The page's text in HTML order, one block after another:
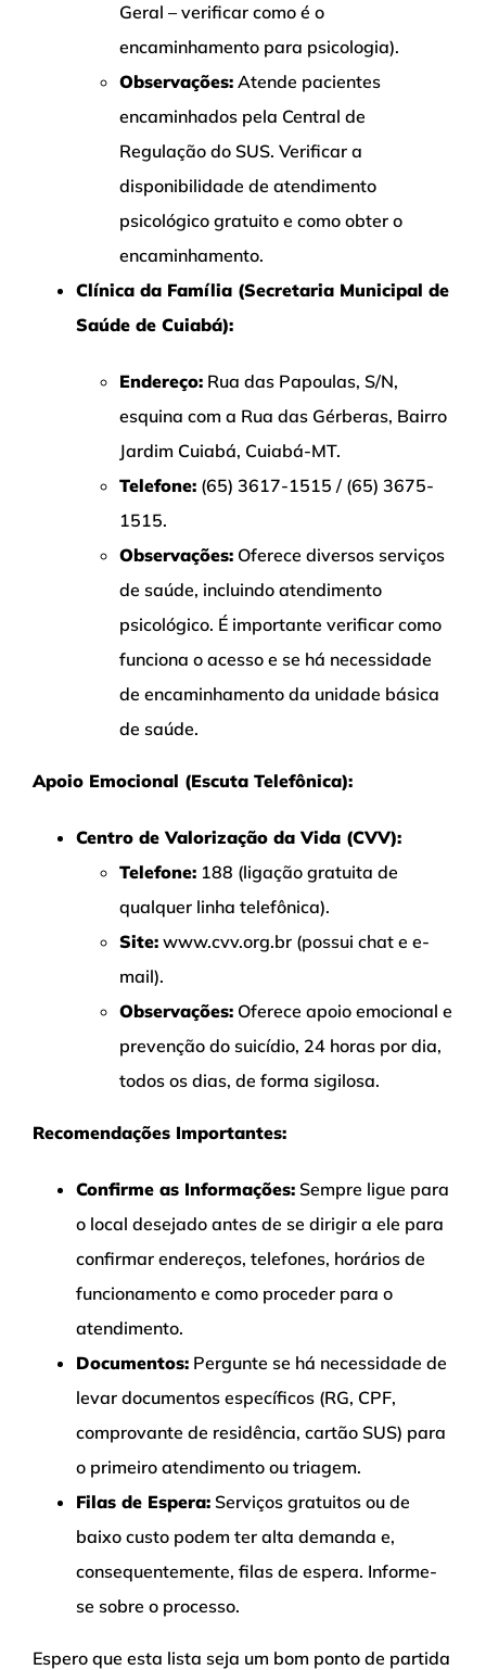
Geral – verificar como é o
encaminhamento para psicologia).
Observações: Atende pacientes
encaminhados pela Central de
Regulação do SUS. Verificar a
disponibilidade de atendimento
psicológico gratuito e como obter o
encaminhamento.
Clínica da Família (Secretaria Municipal de
Saúde de Cuiabá):
Endereço: Rua das Papoulas, S/N,
esquina com a Rua das Gérberas, Bairro
Jardim Cuiabá, Cuiabá-MT.
Telefone: (65) 3617-1515 / (65) 3675-
1515.
Observações: Oferece diversos serviços
de saúde, incluindo atendimento
psicológico. É importante verificar como
funciona o acesso e se há necessidade
de encaminhamento da unidade básica
de saúde.
Apoio Emocional (Escuta Telefônica):
Centro de Valorização da Vida (CVV):
Telefone: 188 (ligação gratuita de
qualquer linha telefônica).
Site: www.cvv.org.br (possui chat e e-
mail).
Observações: Oferece apoio emocional e
prevenção do suicídio, 24 horas por dia,
todos os dias, de forma sigilosa.
Recomendações Importantes:
Confirme as Informações: Sempre ligue para
o local desejado antes de se dirigir a ele para
confirmar endereços, telefones, horários de
funcionamento e como proceder para o
atendimento.
Documentos: Pergunte se há necessidade de
levar documentos específicos (RG, CPF,
comprovante de residência, cartão SUS) para
o primeiro atendimento ou triagem.
Filas de Espera: Serviços gratuitos ou de
baixo custo podem ter alta demanda e,
consequentemente, filas de espera. Informe-
se sobre o processo.
Espero que esta lista seja um bom ponto de partida